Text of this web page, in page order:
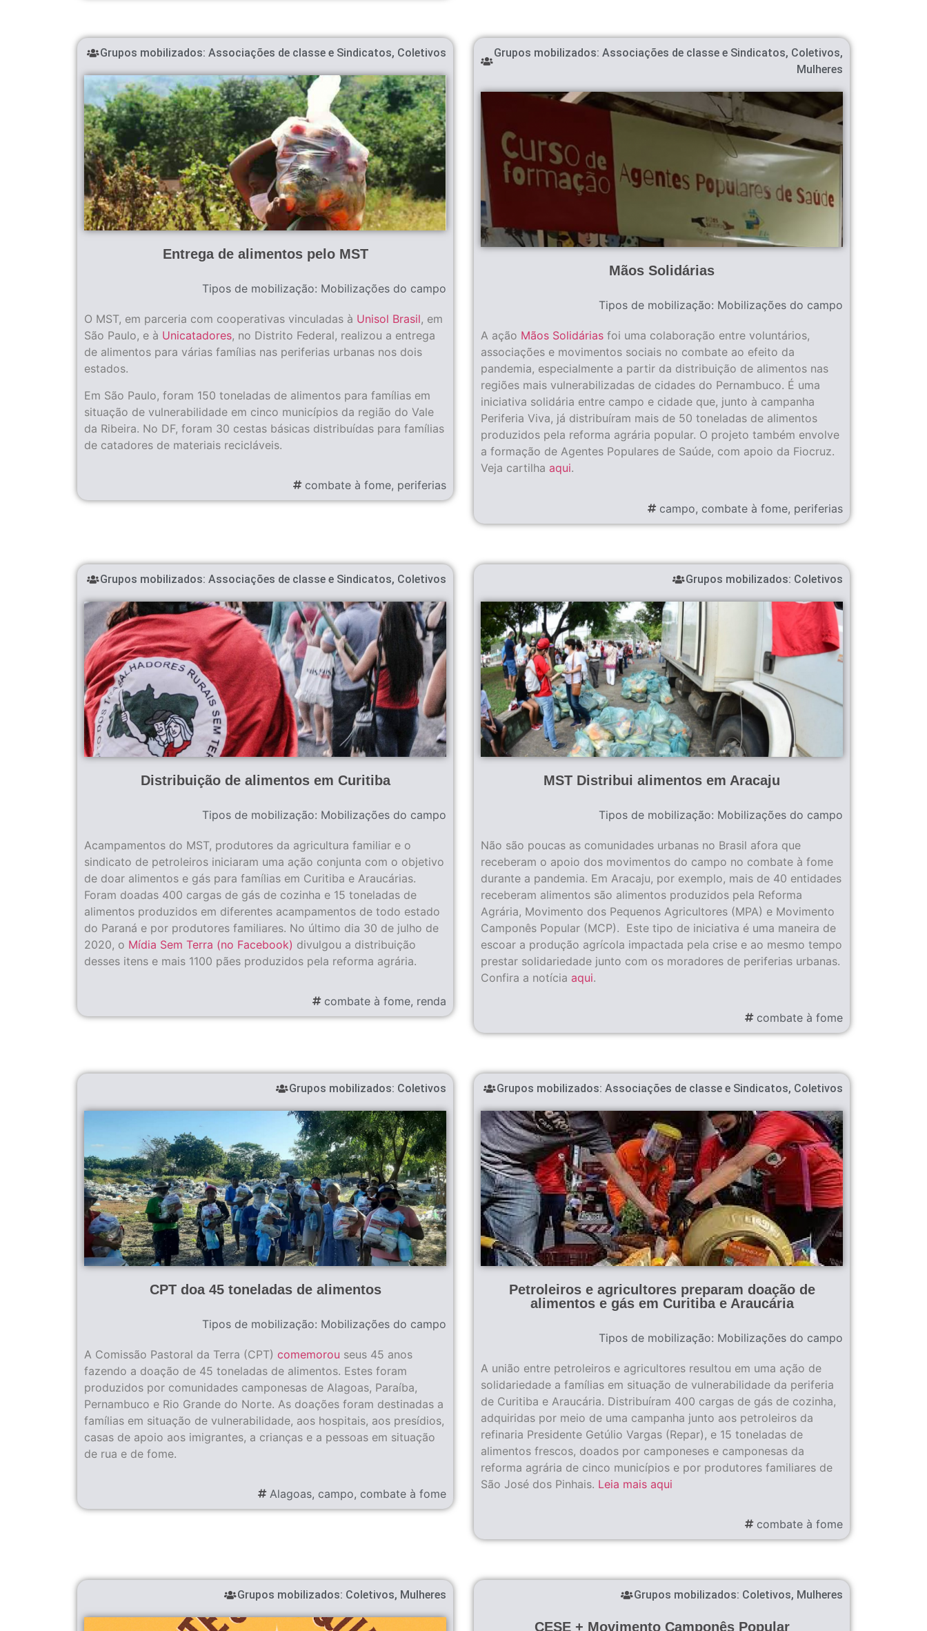
Grupos mobilizados: Associações de classe e Sindicatos, Coletivos
Entrega de alimentos pelo MST
Tipos de mobilização: Mobilizações do campo
O MST, em parceria com cooperativas vinculadas à Unisol Brasil, em
São Paulo, e à Unicatadores, no Distrito Federal, realizou a entrega
de alimentos para várias famílias nas periferias urbanas nos dois
estados.
Em São Paulo, foram 150 toneladas de alimentos para famílias em
situação de vulnerabilidade em cinco municípios da região do Vale
da Ribeira. No DF, foram 30 cestas básicas distribuídas para famílias
de catadores de materiais recicláveis.
combate à fome, periferias
Grupos mobilizados: Associações de classe e Sindicatos, Coletivos,
Mulheres
Mãos Solidárias
Tipos de mobilização: Mobilizações do campo
A ação Mãos Solidárias foi uma colaboração entre voluntários,
associações e movimentos sociais no combate ao efeito da
pandemia, especialmente a partir da distribuição de alimentos nas
regiões mais vulnerabilizadas de cidades do Pernambuco. É uma
iniciativa solidária entre campo e cidade que, junto à campanha
Periferia Viva, já distribuíram mais de 50 toneladas de alimentos
produzidos pela reforma agrária popular. O projeto também envolve
a formação de Agentes Populares de Saúde, com apoio da Fiocruz.
Veja cartilha aqui.
campo, combate à fome, periferias
Grupos mobilizados: Associações de classe e Sindicatos, Coletivos
Distribuição de alimentos em Curitiba
Tipos de mobilização: Mobilizações do campo
Acampamentos do MST, produtores da agricultura familiar e o
sindicato de petroleiros iniciaram uma ação conjunta com o objetivo
de doar alimentos e gás para famílias em Curitiba e Araucárias.
Foram doadas 400 cargas de gás de cozinha e 15 toneladas de
alimentos produzidos em diferentes acampamentos de todo estado
do Paraná e por produtores familiares. No último dia 30 de julho de
2020, o Mídia Sem Terra (no Facebook) divulgou a distribuição
desses itens e mais 1100 pães produzidos pela reforma agrária.
combate à fome, renda
Grupos mobilizados: Coletivos
MST Distribui alimentos em Aracaju
Tipos de mobilização: Mobilizações do campo
Não são poucas as comunidades urbanas no Brasil afora que
receberam o apoio dos movimentos do campo no combate à fome
durante a pandemia. Em Aracaju, por exemplo, mais de 40 entidades
receberam alimentos são alimentos produzidos pela Reforma
Agrária, Movimento dos Pequenos Agricultores (MPA) e Movimento
Camponês Popular (MCP). Este tipo de iniciativa é uma maneira de
escoar a produção agrícola impactada pela crise e ao mesmo tempo
prestar solidariedade junto com os moradores de periferias urbanas.
Confira a notícia aqui.
combate à fome
Grupos mobilizados: Coletivos
CPT doa 45 toneladas de alimentos
Tipos de mobilização: Mobilizações do campo
A Comissão Pastoral da Terra (CPT) comemorou seus 45 anos
fazendo a doação de 45 toneladas de alimentos. Estes foram
produzidos por comunidades camponesas de Alagoas, Paraíba,
Pernambuco e Rio Grande do Norte. As doações foram destinadas a
famílias em situação de vulnerabilidade, aos hospitais, aos presídios,
casas de apoio aos imigrantes, a crianças e a pessoas em situação
de rua e de fome.
Alagoas, campo, combate à fome
Grupos mobilizados: Associações de classe e Sindicatos, Coletivos
Petroleiros e agricultores preparam doação de
alimentos e gás em Curitiba e Araucária
Tipos de mobilização: Mobilizações do campo
A união entre petroleiros e agricultores resultou em uma ação de
solidariedade a famílias em situação de vulnerabilidade da periferia
de Curitiba e Araucária. Distribuíram 400 cargas de gás de cozinha,
adquiridas por meio de uma campanha junto aos petroleiros da
refinaria Presidente Getúlio Vargas (Repar), e 15 toneladas de
alimentos frescos, doados por camponeses e camponesas da
reforma agrária de cinco municípios e por produtores familiares de
São José dos Pinhais. Leia mais aqui
combate à fome
Grupos mobilizados: Coletivos, Mulheres Grupos mobilizados: Coletivos, Mulheres
CESE + Movimento Camponês Popular